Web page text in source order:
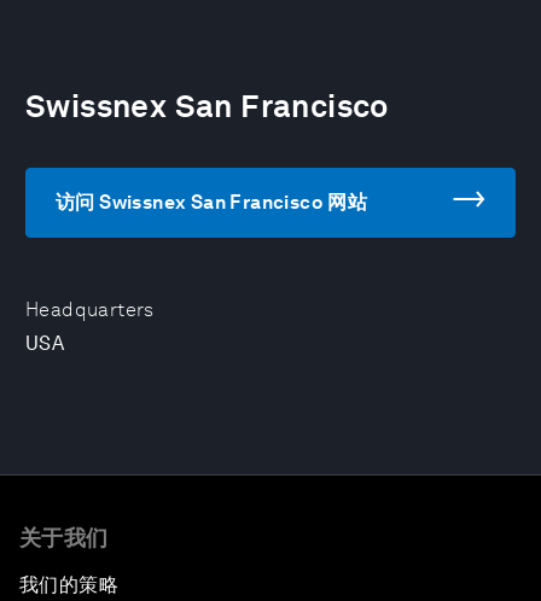
Headquarters
USA
Swissnex San Francisco
访问 Swissnex San Francisco 网站
关于我们
我们的策略